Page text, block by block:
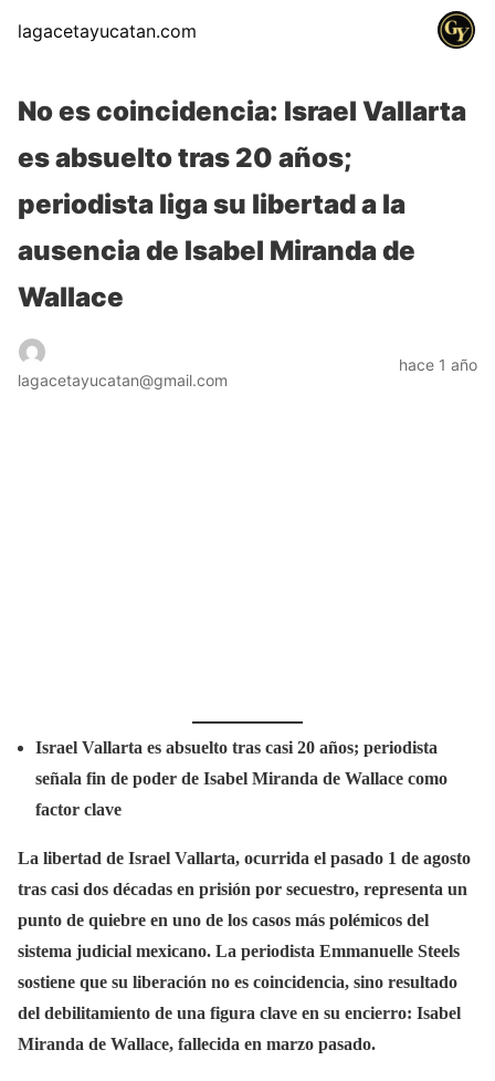
lagacetayucatan.com
No es coincidencia: Israel Vallarta
es absuelto tras 20 años;
periodista liga su libertad a la
ausencia de Isabel Miranda de
Wallace
lagacetayucatan@gmail.com
hace 1 año
Israel Vallarta es absuelto tras casi 20 años; periodista
señala fin de poder de Isabel Miranda de Wallace como
factor clave
La libertad de Israel Vallarta, ocurrida el pasado 1 de agosto
tras casi dos décadas en prisión por secuestro, representa un
punto de quiebre en uno de los casos más polémicos del
sistema judicial mexicano. La periodista Emmanuelle Steels
sostiene que su liberación no es coincidencia, sino resultado
del debilitamiento de una figura clave en su encierro: Isabel
Miranda de Wallace, fallecida en marzo pasado.